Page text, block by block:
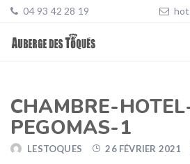
04 93 42 28 19
CHAMBRE-
PEGOMAS-1
LESTOQUES 26 FÉVRIER 2021